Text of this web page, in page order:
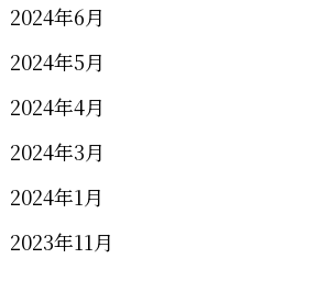
2024年6月
2024年5月
2024年4月
2024年3月
2024年1月
2023年11月